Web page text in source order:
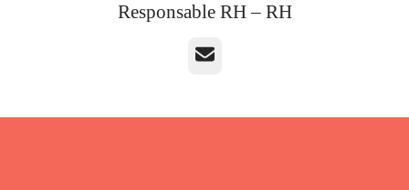
Responsable RH – RH
E-mail